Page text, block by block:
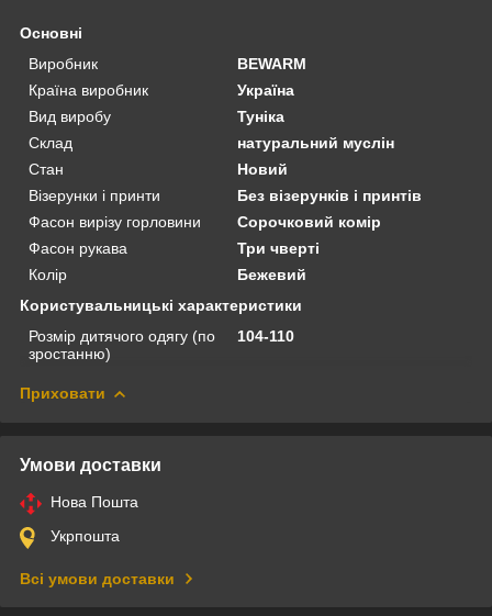
Основні
Виробник
BEWARM
Країна виробник
Україна
Вид виробу
Туніка
Склад
натуральний муслін
Стан
Новий
Візерунки і принти
Без візерунків і принтів
Фасон вирізу горловини
Сорочковий комір
Фасон рукава
Три чверті
Колір
Бежевий
Користувальницькі характеристики
Розмір дитячого одягу (по
зростанню)
104-110
Приховати
Умови доставки
Нова Пошта
Укрпошта
Всі умови доставки